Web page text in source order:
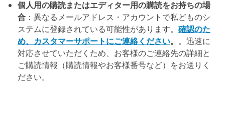
個人用の購読またはエディター用の購読をお持ちの場
合 ：異なるメールアドレス・アカウントで私どものシ
ステムに登録されている可能性があります。 確認のた
め、カスタマーサポートにご連絡ください。 。迅速に
対応させていただくため、お客様のご連絡先の詳細と
ご購読情報（購読情報やお客様番号など）をお送りく
ださい。